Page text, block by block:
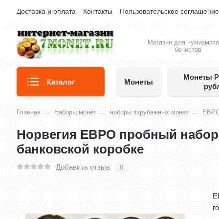
Доставка и оплата Контакты Пользовательское соглашение
Магазин для
бонистов
Каталог Монеты
Монеты
Главная Наборы монет наборы зарубежных монет
Норвегия ЕВРО пробный набор
банковской коробке
Добавить отзыв 0